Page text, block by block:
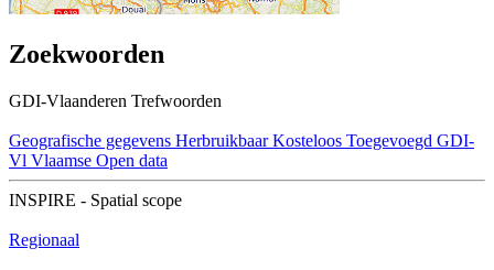
Zoekwoorden
GDI-Vlaanderen Trefwoorden
Geografische gegevens Herbruikbaar Kosteloos Toegevoegd GDI-
Vl Vlaamse Open data
INSPIRE - Spatial scope
Regionaal